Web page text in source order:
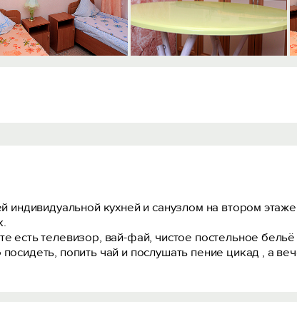
индивидуальной кухней и санузлом на втором
телевизор, вай-фай, чистое постельное бельё
попить чай и послушать пение цикад , а